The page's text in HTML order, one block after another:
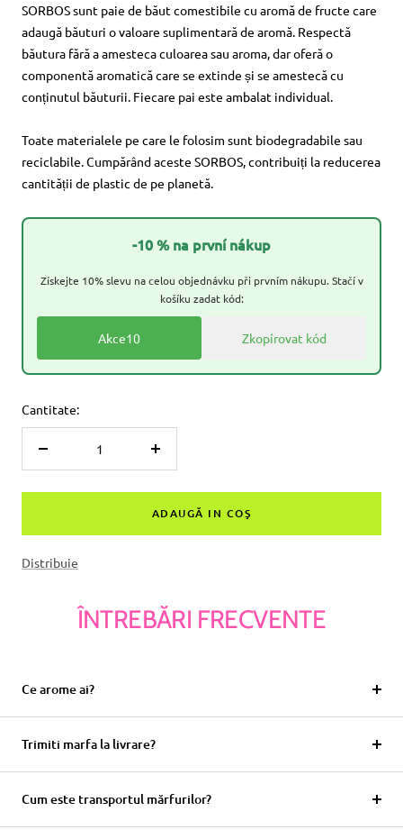
SORBOS sunt paie de băut comestibile cu aromă de fructe care
adaugă băuturi o valoare suplimentară de aromă. Respectă
băutura fără a amesteca culoarea sau aroma, dar oferă o
componentă aromatică care se extinde și se amestecă cu
conținutul băuturii. Fiecare pai este ambalat individual.
Toate materialele pe care le folosim sunt biodegradabile sau
reciclabile. Cumpărând aceste SORBOS, contribuiți la reducerea
cantității de plastic de pe planetă.
-10 % na první nákup
Získejte 10% slevu na celou objednávku při prvním nákupu. Stačí v
košíku zadat kód:
Akce10 Zkopírovat kód
Cantitate:
Măriți
ADAUGĂ IN COŞ
Distribuie
ÎNTREBĂRI FRECVENTE
Ce arome ai?
Trimiti marfa la livrare?
Cum este transportul mărfurilor?